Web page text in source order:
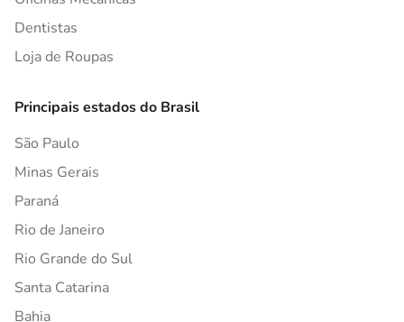
Dentistas
Loja de Roupas
Principais estados do Brasil
São Paulo
Minas Gerais
Paraná
Rio de Janeiro
Rio Grande do Sul
Santa Catarina
Bahia